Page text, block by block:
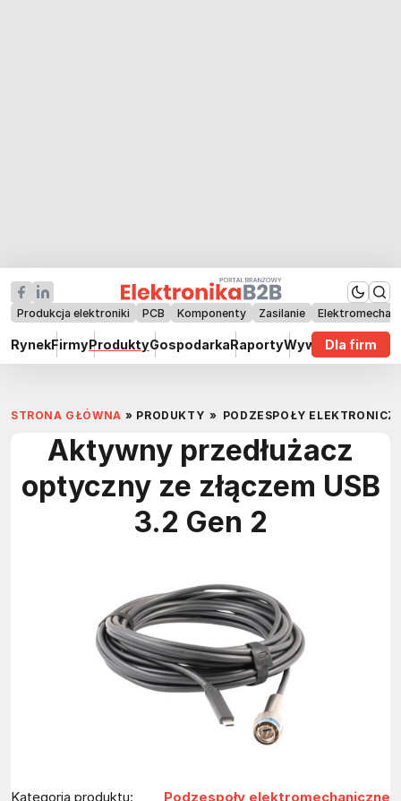
Produkcja elektroniki PCB Komponenty Zasilanie
RynekFirmyProduktyGospodarkaRaportyWywiadyDla firm
STRONA GŁÓWNA » PRODUKTY » PODZESPOŁY
Aktywny przedłużacz
optyczny ze złączem USB
3.2 Gen 2
Kategoria produktu: Podzespoły elektromechaniczne